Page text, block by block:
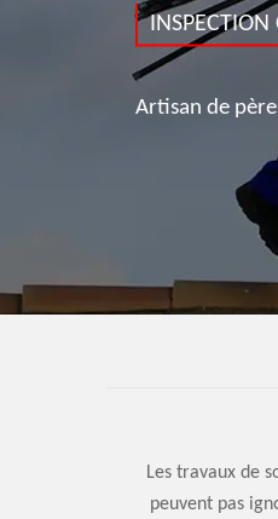
INSPECTION
Artisan de
Les travaux de
peuvent pas